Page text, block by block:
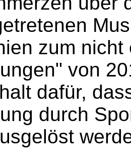
zum
von
dafür,
durch